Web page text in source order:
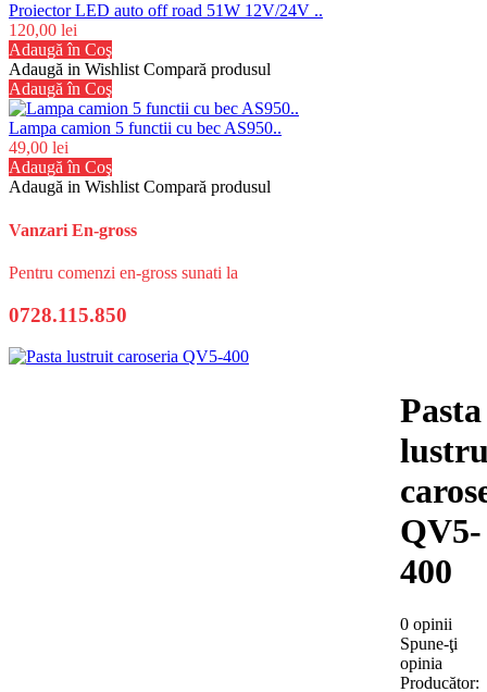
Proiector LED auto off road 51W 12V/24V ..
120,00 lei
Adaugă în Coş
Adaugă in Wishlist Compară produsul
Adaugă în Coş
Lampa camion 5 functii cu bec AS950..
49,00 lei
Adaugă în Coş
Adaugă in Wishlist Compară produsul
Vanzari En-gross
Pentru comenzi en-gross sunati la
0728.115.850
Pasta
QV5-
400
0 opinii
Spune-ţi
opinia
Producător: